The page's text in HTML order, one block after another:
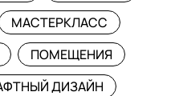
МАСТЕРКЛАСС
ПОМЕЩЕНИЯ
ДИЗАЙН